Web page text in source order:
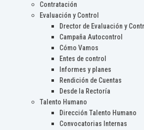
Contratación
Evaluación y Control
Drector de Evaluación y
Campaña Autocontrol
Cómo Vamos
Entes de control
Informes y planes
Rendición de Cuentas
Desde la Rectoría
Talento Humano
Dirección Talento Humano
Convocatorias Internas